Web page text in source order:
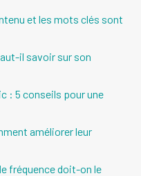
et les mots clés sont
il savoir sur son
: 5 conseils pour une
améliorer leur
fréquence doit-on le